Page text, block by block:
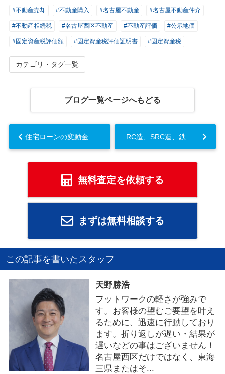
#不動産売却 #不動産購入 #名古屋不動産 #名古屋不動産仲介
#不動産相続税 #名古屋西区不動産 #不動産評価 #公示地価
#固定資産税評価額 #固定資産税評価証明書 #固定資産税
カテゴリ・タグ一覧
ブログ一覧ページへもどる
無料査定を依頼する
まずは無料相談する
この記事を書いたスタッフ
天野勝浩
フットワークの軽さが強みで
す。お客様の望むご要望を叶え
るために、迅速に行動しており
ます。折り返しが遅い・結果が
遅いなどの事はございません！
名古屋西区だけではなく、東海
三県またはそ...